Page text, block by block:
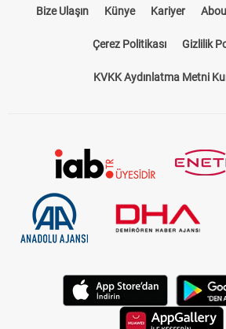
Bize Ulaşın Künye Kariyer
Çerez Politikası Gizlilik
KVKK Aydınlatma Metni